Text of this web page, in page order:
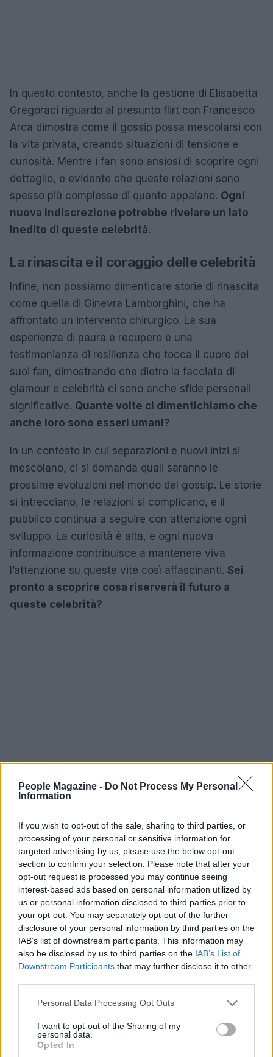
People Magazine - Do Not Process My Personal
Information
If you wish to opt-out of the sale, sharing to third parties, or
processing of your personal or sensitive information for
targeted advertising by us, please use the below opt-out
section to confirm your selection. Please note that after your
opt-out request is processed you may continue seeing
interest-based ads based on personal information utilized by
us or personal information disclosed to third parties prior to
your opt-out. You may separately opt-out of the further
disclosure of your personal information by third parties on the
IAB’s list of downstream participants. This information may
also be disclosed by us to third parties on the IAB’s List of
Downstream Participants that may further disclose it to other
Please note that this website/app uses one or more Google
not limited to your visit or usage behaviour. You may click to
grant or deny consent to Google and its third-party tags to
use your data for below specified purposes in below Google
Personal Data Processing Opt Outs
I want to opt-out of the Sharing of my
personal data.
Opted In
In questo contesto, anche la gestione di Elisabetta
Gregoraci riguardo al presunto flirt con Francesco
Arca dimostra come il gossip possa mescolarsi con
la vita privata, creando situazioni di tensione e
curiosità. Mentre i fan sono ansiosi di scoprire ogni
dettaglio, è evidente che queste relazioni sono
spesso più complesse di quanto appaiano. Ogni
nuova indiscrezione potrebbe rivelare un lato
inedito di queste celebrità.
La rinascita e il coraggio delle celebrità
Infine, non possiamo dimenticare storie di rinascita
come quella di Ginevra Lamborghini, che ha
affrontato un intervento chirurgico. La sua
esperienza di paura e recupero è una
testimonianza di resilienza che tocca il cuore dei
suoi fan, dimostrando che dietro la facciata di
glamour e celebrità ci sono anche sfide personali
significative. Quante volte ci dimentichiamo che
anche loro sono esseri umani?
In un contesto in cui separazioni e nuovi inizi si
mescolano, ci si domanda quali saranno le
prossime evoluzioni nel mondo del gossip. Le storie
si intrecciano, le relazioni si complicano, e il
pubblico continua a seguire con attenzione ogni
sviluppo. La curiosità è alta, e ogni nuova
informazione contribuisce a mantenere viva
l’attenzione su queste vite così affascinanti. Sei
pronto a scoprire cosa riserverà il futuro a
queste celebrità?
AUTORE
AiAdhubMedia